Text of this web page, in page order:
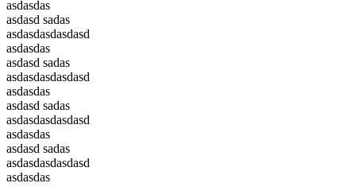
asdasdas
asdasd sadas
asdasdasdasdasd
asdasdas
asdasd sadas
asdasdasdasdasd
asdasdas
asdasd sadas
asdasdasdasdasd
asdasdas
asdasd sadas
asdasdasdasdasd
asdasdas